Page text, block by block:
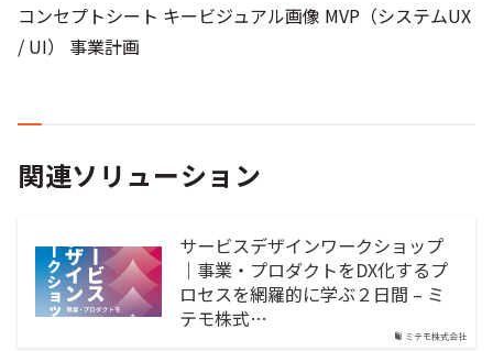
コンセプトシート キービジュアル画像 MVP（システムUX
/ UI） 事業計画
関連ソリューション
ミテモ株式会社
サービスデザインワークショップ
｜事業・プロダクトをDX化するプ
ロセスを網羅的に学ぶ２日間 – ミ
テモ株式…